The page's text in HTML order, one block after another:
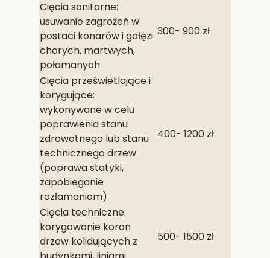
Cięcia sanitarne:
usuwanie zagrożeń w
postaci konarów i gałęzi
chorych, martwych,
połamanych
300- 900 zł
Cięcia prześwietlające i
korygujące:
wykonywane w celu
poprawienia stanu
zdrowotnego lub stanu
technicznego drzew
(poprawa statyki,
zapobieganie
rozłamaniom)
400- 1200 zł
Cięcia techniczne:
korygowanie koron
drzew kolidujących z
500- 1500 zł